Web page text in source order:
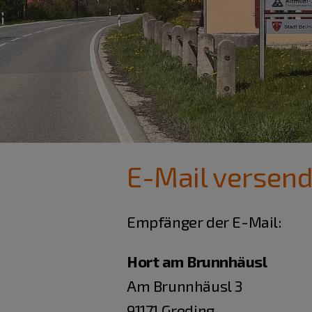
E-Mail
Empfänger der E-Mail:
Hort am Brunnhäusl
Am Brunnhäusl 3